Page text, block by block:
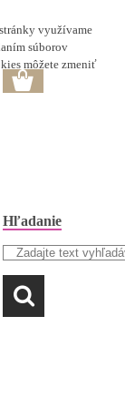
využívame
súborov
môžete zmeniť
Hľadanie